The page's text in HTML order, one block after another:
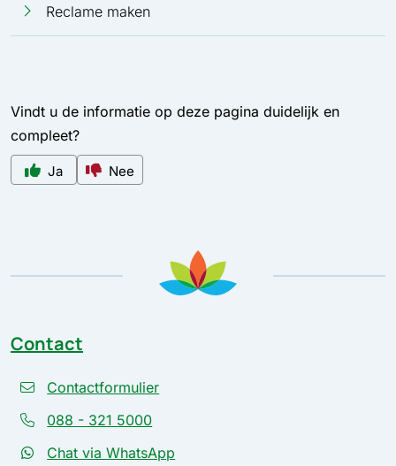
Reclame maken
Vindt u de informatie op deze pagina duidelijk en
compleet?
Ja Nee
Contact
Contactformulier
088 - 321 5000
Chat via WhatsApp